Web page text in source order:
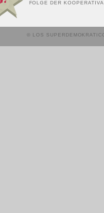
FOLGE DER
© LOS